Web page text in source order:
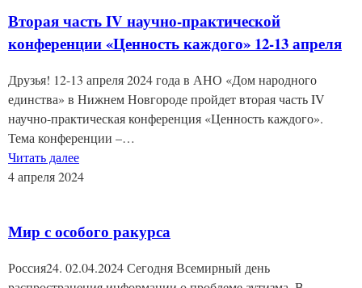
Вторая часть IV научно-практической
конференции «Ценность каждого» 12-13 апреля
Друзья! 12-13 апреля 2024 года в АНО «Дом народного
единства» в Нижнем Новгороде пройдет вторая часть IV
научно-практическая конференция «Ценность каждого».
Тема конференции –…
Читать далее
4 апреля 2024
Мир с особого ракурса
Россия24. 02.04.2024 Сегодня Всемирный день